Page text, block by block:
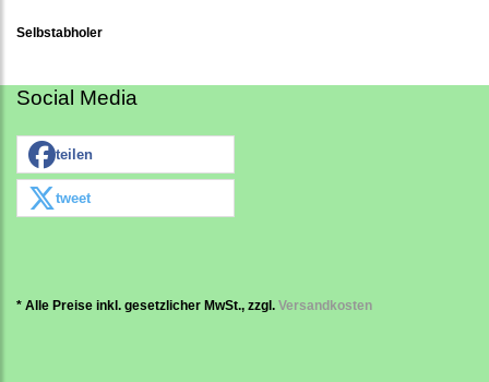
Selbstabholer
Social Media
teilen
tweet
* Alle Preise inkl. gesetzlicher MwSt., zzgl. Versandkosten